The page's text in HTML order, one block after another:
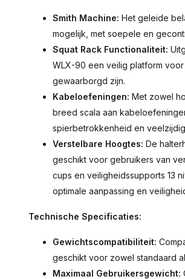
Smith Machine: Het geleide
mogelijk, met soepele en
Squat Rack Functionaliteit:
WLX-90 een veilig platform
gewaarborgd zijn.
Kabeloefeningen: Met zowel
breed scala aan
spierbetrokkenheid en
Verstelbare Hoogtes: De
geschikt voor gebruikers van
cups en veiligheidssupports 13
optimale aanpassing en
Technische Specificaties:
Gewichtscompatibiliteit:
geschikt voor zowel standaard
Maximaal Gebruikersgewicht: